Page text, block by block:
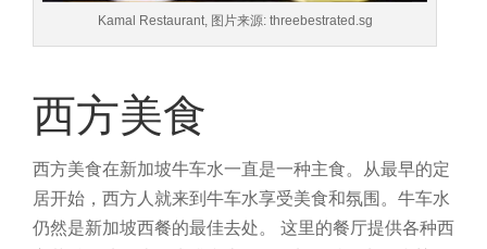
Kamal Restaurant, 图片来源: threebestrated.sg
西方美食
西方美食在新加坡牛车水一直是一种主食。从最早的定
居开始，西方人就来到牛车水享受美食和氛围。牛车水
仍然是新加坡西餐的最佳去处。
这里的餐厅提供各种西